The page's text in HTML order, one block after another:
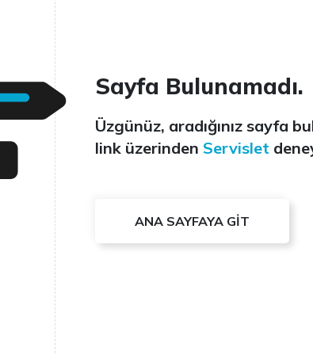
Sayfa Bulunamadı.
Üzgünüz, aradığınız sayfa
link üzerinden Servislet
ANA SAYFAYA GİT